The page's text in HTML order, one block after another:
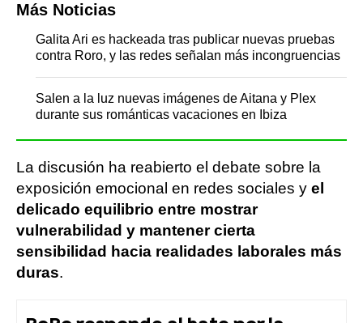
Más Noticias
Galita Ari es hackeada tras publicar nuevas pruebas
contra Roro, y las redes señalan más incongruencias
Salen a la luz nuevas imágenes de Aitana y Plex
durante sus románticas vacaciones en Ibiza
La discusión ha reabierto el debate sobre la
exposición emocional en redes sociales y el
delicado equilibrio entre mostrar
vulnerabilidad y mantener cierta
sensibilidad hacia realidades laborales más
duras.